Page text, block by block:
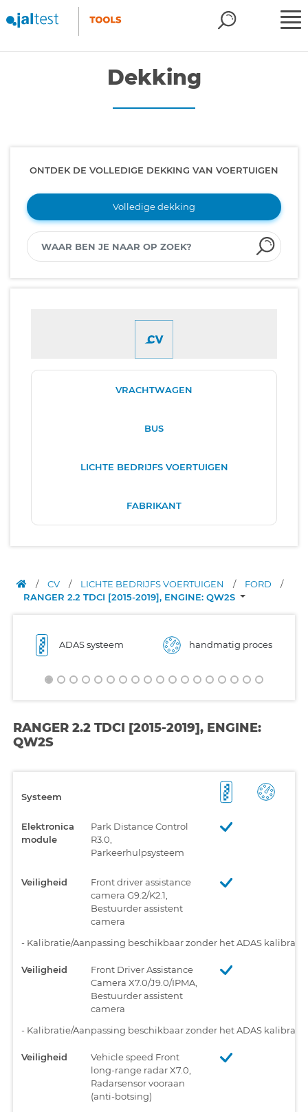
Dekking
ONTDEK DE VOLLEDIGE DEKKING VAN VOERTUIGEN
Volledige dekking
VRACHTWAGEN
BUS
LICHTE BEDRIJFS VOERTUIGEN
FABRIKANT
/ CV / LICHTE BEDRIJFS VOERTUIGEN / FORD
/
RANGER 2.2 TDCI [2015-2019], ENGINE: QW2S
ADAS systeem handmatig proces
RANGER 2.2 TDCI [2015-2019], ENGINE:
QW2S
Systeem
Elektronica
module
Park Distance Control
R3.0,
Parkeerhulpsysteem
Veiligheid
Front driver assistance
camera G9.2/K2.1,
Bestuurder assistent
camera
- Kalibratie/Aanpassing beschikbaar zonder het ADAS
Veiligheid
Front Driver Assistance
Camera X7.0/J9.0/IPMA,
Bestuurder assistent
camera
- Kalibratie/Aanpassing beschikbaar zonder het ADAS
Veiligheid
Vehicle speed Front
long-range radar X7.0,
Radarsensor vooraan
(anti-botsing)